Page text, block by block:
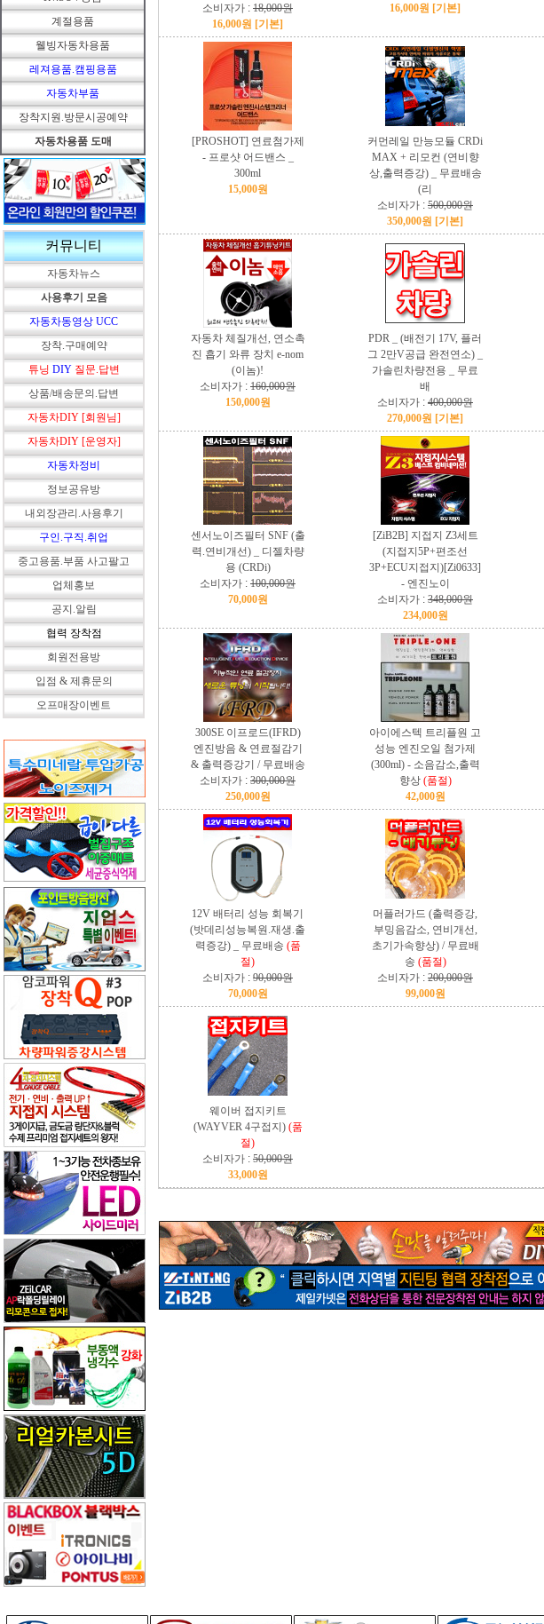
계절용품
웰빙자동차용품
레져용품.캠핑용품
자동차부품
장착지원.방문시공예약
자동차용품 도매
커뮤니티
자동차뉴스
사용후기 모음
자동차동영상 UCC
장착.구매예약
튜닝 DIY 질문.답변
상품/배송문의.답변
자동차DIY [회원님]
자동차DIY [운영자]
자동차정비
정보공유방
내외장관리.사용후기
구인.구직.취업
중고용품.부품 사고팔고
업체홍보
공지.알림
협력 장착점
회원전용방
입점 & 제휴문의
오프매장이벤트
소비자가 : 18,000원
16,000원 [기본]
16,000원 [기본]
[PROSHOT] 연료첨가제
- 프로샷 어드밴스 _
300ml
15,000원
커먼레일 만능모듈 CRDi
MAX + 리모컨 (연비향
상,출력증강) _ 무료배송
(리
소비자가 : 500,000원
350,000원 [기본]
자동차 체질개선, 연소촉
진 흡기 와류 장치 e-nom
(이놈)!
소비자가 : 160,000원
150,000원
PDR _ (배전기 17V, 플러
그 2만V공급 완전연소) _
가솔린차량전용 _ 무료
배
소비자가 : 400,000원
270,000원 [기본]
센서노이즈필터 SNF (출
력.연비개선) _ 디젤차량
용 (CRDi)
소비자가 : 100,000원
70,000원
[ZiB2B] 지접지 Z3세트
(지접지5P+편조선
3P+ECU지접지)[Zi0633]
- 엔진노이
소비자가 : 348,000원
234,000원
300SE 이프로드(IFRD)
엔진방음 & 연료절감기
& 출력증강기 / 무료배송
소비자가 : 300,000원
250,000원
아이에스텍 트리플원 고
성능 엔진오일 첨가제
(300ml) - 소음감소,출력
향상 (품절)
42,000원
12V 배터리 성능 회복기
(밧데리성능복원.재생.출
력증강) _ 무료배송 (품
절)
소비자가 : 90,000원
70,000원
머플러가드 (출력증강,
부밍음감소, 연비개선,
초기가속향상) / 무료배
송 (품절)
소비자가 : 200,000원
99,000원
웨이버 접지키트
(WAYVER 4구접지) (품
절)
소비자가 : 50,000원
33,000원